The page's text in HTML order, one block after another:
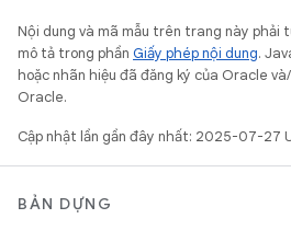
Nội dung và mã mẫu trên trang này phải
mô tả trong phần Giấy phép nội dung.
hoặc nhãn hiệu đã đăng ký của Oracle
Oracle.
Cập nhật lần gần đây nhất: 2025-07-27
BẢN DỰNG